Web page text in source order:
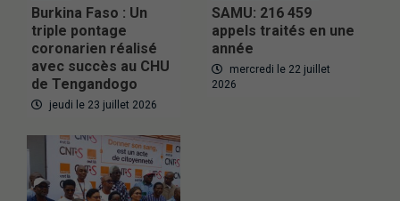
Burkina Faso : Un
triple pontage
coronarien réalisé
avec succès au CHU
de Tengandogo
jeudi le 23 juillet 2026
SAMU: 216 459
appels traités en une
année
mercredi le 22 juillet
2026